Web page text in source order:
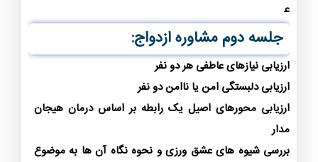
عقاید آنها و میزان تضاد یا شباهت باورها و …
جلسه دوم مشاوره ازدواج:
ارزیابی نیازهای عاطفی هر دو نفر
ارزیابی دلبستگی امن یا ناامن دو نفر
ارزیابی محورهای اصیل یک رابطه بر اساس درمان هیجان
مدار
بررسی شیوه های عشق ورزی و نحوه نگاه آن ها به موضوع